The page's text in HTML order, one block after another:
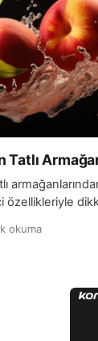
Tatlı
özellikleriyle
ve dolgun, tatlı
dünya
Hem taze
tariflerinde
okuma